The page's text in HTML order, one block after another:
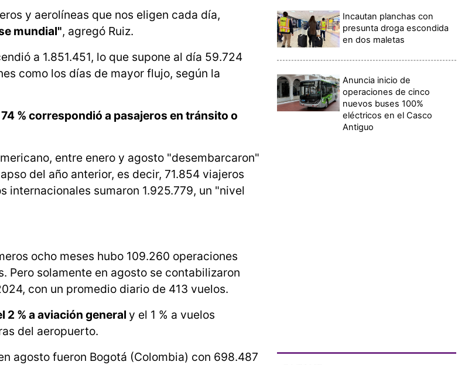
y aerolíneas que nos eligen cada día,
mundial", agregó Ruiz.
a 1.851.451, lo que supone al día 59.724
como los días de mayor flujo, según la
% correspondió a pasajeros en tránsito o
entre enero y agosto "desembarcaron"
del año anterior, es decir, 71.854 viajeros
sumaron 1.925.779, un "nivel
ocho meses hubo 109.260 operaciones
Pero solamente en agosto se contabilizaron
con un promedio diario de 413 vuelos.
2 % a aviación general y el 1 % a vuelos
del aeropuerto.
agosto fueron Bogotá (Colombia) con 698.487
Incautan planchas con
presunta droga escondida
en dos maletas
Anuncia inicio de
operaciones de cinco
nuevos buses 100%
eléctricos en el Casco
Antiguo